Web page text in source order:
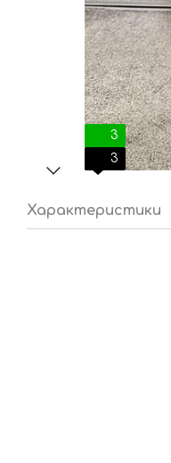
3
3
Характеристики